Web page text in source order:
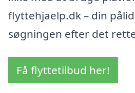
flyttehjaelp.dk – din
søgningen efter det
Få flyttetilbud her!